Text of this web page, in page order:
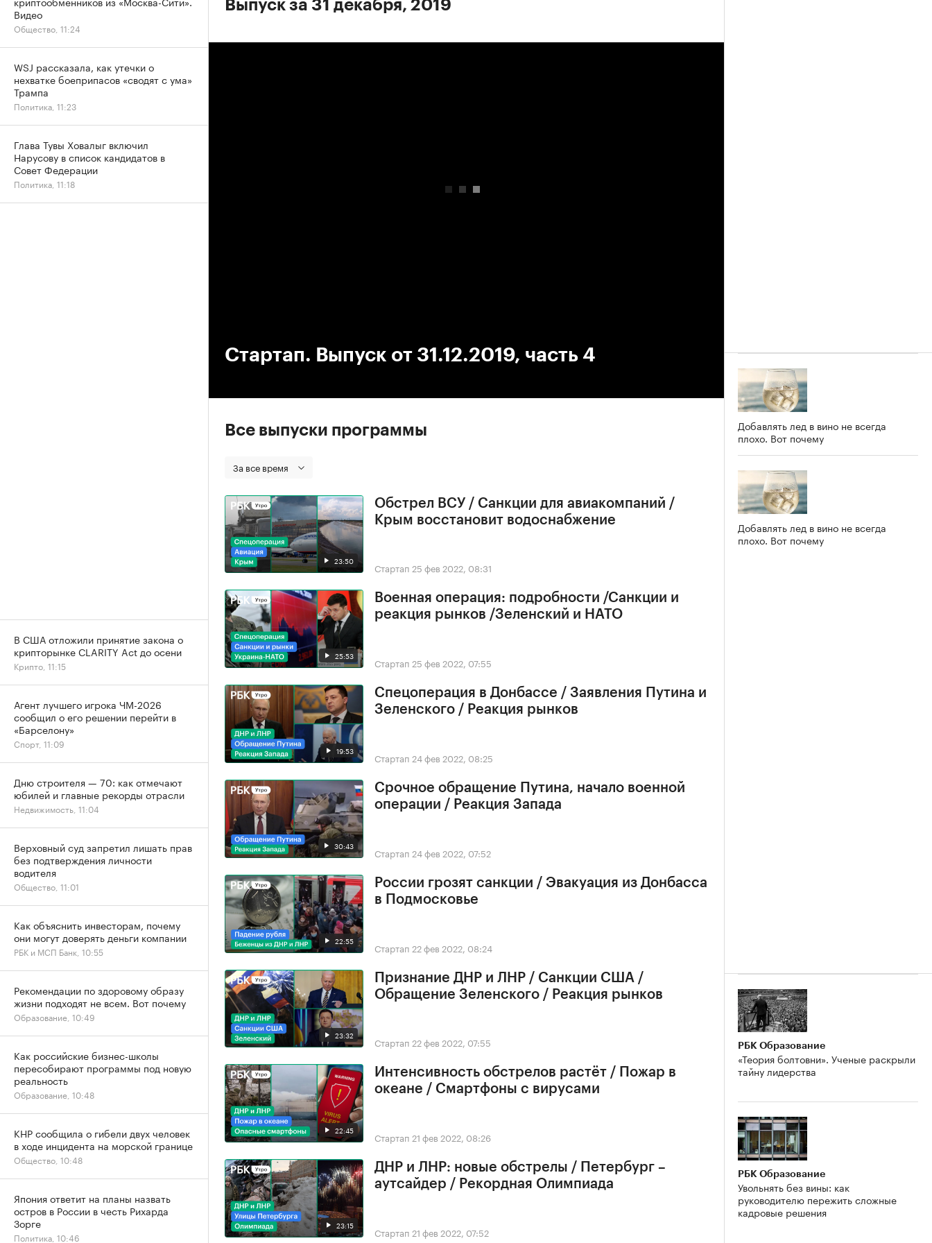
Выпуск за 31 декабря, 2019
Стартап. Выпуск от 31.12.2019, часть 4
Все выпуски программы
За все время
23:50
Обстрел ВСУ / Санкции для авиакомпаний /
Крым восстановит водоснабжение
Стартап 25 фев 2022, 08:31
25:53
Военная операция: подробности /Санкции и
реакция рынков /Зеленский и НАТО
Стартап 25 фев 2022, 07:55
19:53
Спецоперация в Донбассе / Заявления Путина и
Зеленского / Реакция рынков
Стартап 24 фев 2022, 08:25
30:43
Срочное обращение Путина, начало военной
операции / Реакция Запада
Стартап 24 фев 2022, 07:52
22:55
России грозят санкции / Эвакуация из Донбасса
в Подмосковье
Стартап 22 фев 2022, 08:24
23:32
Признание ДНР и ЛНР / Санкции США /
Обращение Зеленского / Реакция рынков
Стартап 22 фев 2022, 07:55
22:45
Интенсивность обстрелов растёт / Пожар в
океане / Смартфоны с вирусами
Стартап 21 фев 2022, 08:26
23:15
ДНР и ЛНР: новые обстрелы / Петербург –
аутсайдер / Рекордная Олимпиада
Стартап 21 фев 2022, 07:52
Добавлять лед в вино не всегда
плохо. Вот почему
Добавлять лед в вино не всегда
плохо. Вот почему
РБК Образование
«Теория болтовни». Ученые раскрыли
тайну лидерства
РБК Образование
Увольнять без вины: как
руководителю пережить сложные
кадровые решения
Видео
Общество, 11:24
WSJ рассказала, как утечки о
нехватке боеприпасов «сводят с ума»
Трампа
Политика, 11:23
Глава Тувы Ховалыг включил
Нарусову в список кандидатов в
Совет Федерации
Политика, 11:18
В США отложили принятие закона о
крипторынке CLARITY Act до осени
Крипто, 11:15
Агент лучшего игрока ЧМ-2026
сообщил о его решении перейти в
«Барселону»
Спорт, 11:09
Дню строителя — 70: как отмечают
юбилей и главные рекорды отрасли
Недвижимость, 11:04
Верховный суд запретил лишать прав
без подтверждения личности
водителя
Общество, 11:01
Как объяснить инвесторам, почему
они могут доверять деньги компании
РБК и МСП Банк, 10:55
Рекомендации по здоровому образу
жизни подходят не всем. Вот почему
Образование, 10:49
Как российские бизнес-школы
пересобирают программы под новую
реальность
Образование, 10:48
КНР сообщила о гибели двух человек
в ходе инцидента на морской границе
Общество, 10:48
Япония ответит на планы назвать
остров в России в честь Рихарда
Зорге
Политика, 10:46